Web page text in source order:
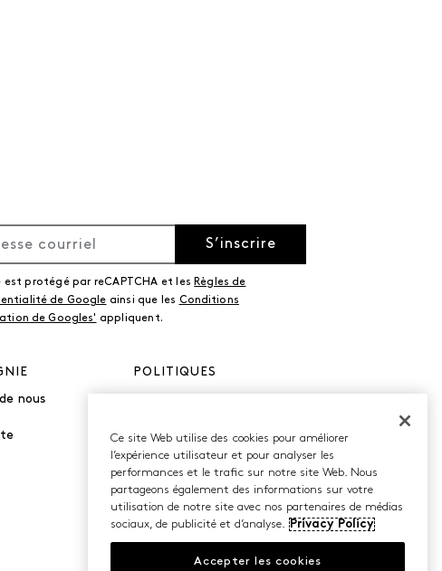
S’inscrire
est protégé par reCAPTCHA et les Règles de
de Google ainsi que les Conditions
de Googles' appliquent.
nous
POLITIQUES
Conditions d’utilisation
Accessibilité
Ce site Web utilise des cookies pour améliorer
l’expérience utilisateur et pour analyser les
performances et le trafic sur notre site Web. Nous
partageons également des informations sur votre
utilisation de notre site avec nos partenaires de médias
sociaux, de publicité et d’analyse.
Privacy Policy
Accepter les cookies